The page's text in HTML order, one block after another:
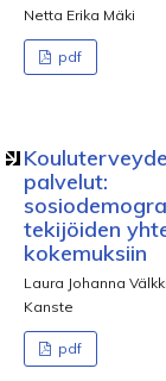
Netta Erika Mäki
pdf
palvelut:
tekijöiden
kokemuksiin
Laura Johanna
Kanste
pdf